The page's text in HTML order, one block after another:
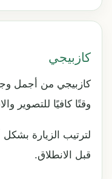
كازبيجي
كازبيجي من أجمل
وقتًا كافيًا للتصوير
لترتيب الزيارة
قبل الانطلاق.